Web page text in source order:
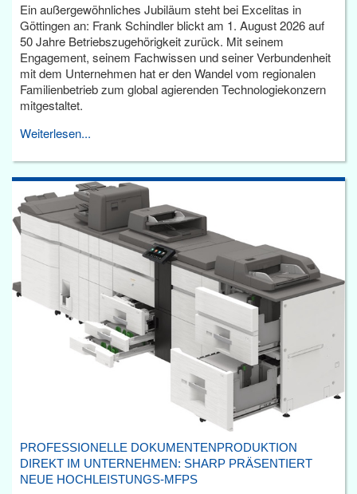
Ein außergewöhnliches Jubiläum steht bei Excelitas in
Göttingen an: Frank Schindler blickt am 1. August 2026 auf
50 Jahre Betriebszugehörigkeit zurück. Mit seinem
Engagement, seinem Fachwissen und seiner Verbundenheit
mit dem Unternehmen hat er den Wandel vom regionalen
Familienbetrieb zum global agierenden Technologiekonzern
mitgestaltet.
Weiterlesen...
PROFESSIONELLE DOKUMENTENPRODUKTION
DIREKT IM UNTERNEHMEN: SHARP PRÄSENTIERT
NEUE HOCHLEISTUNGS-MFPS